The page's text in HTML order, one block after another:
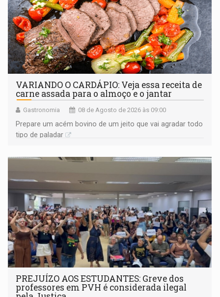
VARIANDO O CARDÁPIO: Veja essa receita de
carne assada para o almoço e o jantar
Gastronomia 08 de Agosto de 2026 às 09:00
Prepare um acém bovino de um jeito que vai agradar todo
tipo de paladar
PREJUÍZO AOS ESTUDANTES: Greve dos
professores em PVH é considerada ilegal